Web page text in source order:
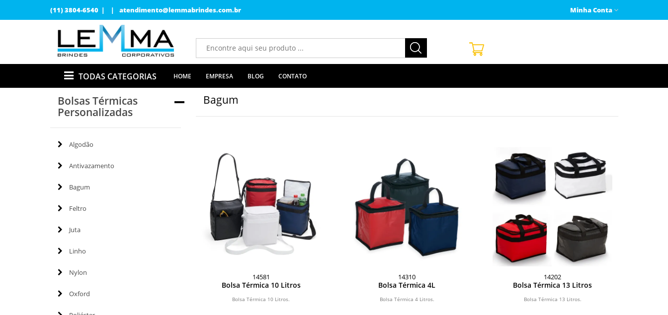
(11) 3804-6540 | | atendimento@lemmabrindes.com.br Minha Conta
TODAS CATEGORIAS HOME EMPRESA BLOG CONTATO
Bolsas Térmicas
Personalizadas
Algodão
Antivazamento
Bagum
Feltro
Juta
Linho
Nylon
Oxford
Bagum
14581
Bolsa Térmica 10 Litros
Bolsa Térmica 10 Litros.
14310
Bolsa Térmica 4L
Bolsa Térmica 4 Litros.
14202
Bolsa Térmica 13 Litros
Bolsa Térmica 13 Litros.